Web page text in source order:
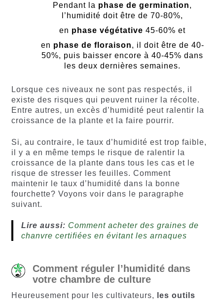
Pendant la phase de germination,
l’humidité doit être de 70-80%,
en phase végétative 45-60% et
en phase de floraison, il doit être de 40-
50%, puis baisser encore à 40-45% dans
les deux dernières semaines.
Lorsque ces niveaux ne sont pas respectés, il
existe des risques qui peuvent ruiner la récolte.
Entre autres, un excès d’humidité peut ralentir la
croissance de la plante et la faire pourrir.
Si, au contraire, le taux d’humidité est trop faible,
il y a en même temps le risque de ralentir la
croissance de la plante dans tous les cas et le
risque de stresser les feuilles. Comment
maintenir le taux d’humidité dans la bonne
fourchette? Voyons voir dans le paragraphe
suivant.
Lire aussi: Comment acheter des graines de
chanvre certifiées en évitant les arnaques
Comment réguler l’humidité dans
votre chambre de culture
Heureusement pour les cultivateurs,
les outils